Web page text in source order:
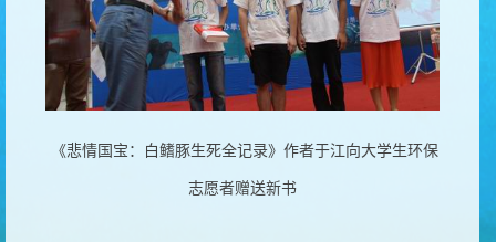
《悲情国宝：白鳍豚生死全记录》作者于江向大学生环保
志愿者赠送新书